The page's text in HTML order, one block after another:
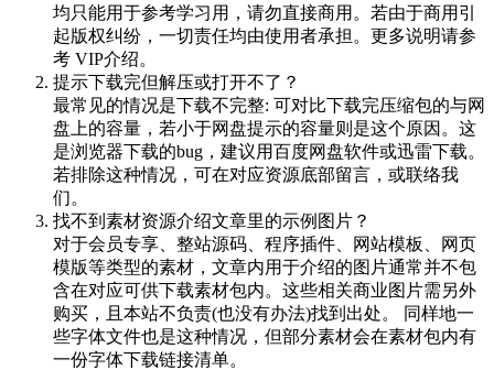
均只能用于参考学习用，请勿直接商用。若由于商用引
起版权纠纷，一切责任均由使用者承担。更多说明请参
考 VIP介绍。
提示下载完但解压或打开不了？
最常见的情况是下载不完整: 可对比下载完压缩包的与网
盘上的容量，若小于网盘提示的容量则是这个原因。这
是浏览器下载的bug，建议用百度网盘软件或迅雷下载。
若排除这种情况，可在对应资源底部留言，或联络我
们。
找不到素材资源介绍文章里的示例图片？
对于会员专享、整站源码、程序插件、网站模板、网页
模版等类型的素材，文章内用于介绍的图片通常并不包
含在对应可供下载素材包内。这些相关商业图片需另外
购买，且本站不负责(也没有办法)找到出处。 同样地一
些字体文件也是这种情况，但部分素材会在素材包内有
一份字体下载链接清单。